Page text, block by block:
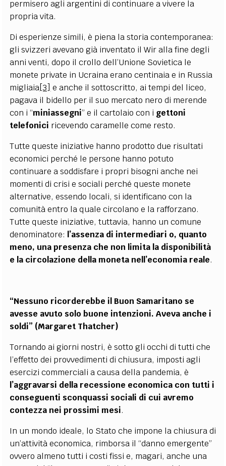
permisero agli argentini di continuare a vivere la
propria vita.
Di esperienze simili, è piena la storia contemporanea:
gli svizzeri avevano già inventato il Wir alla fine degli
anni venti, dopo il crollo dell’Unione Sovietica le
monete private in Ucraina erano centinaia e in Russia
migliaia [3] e anche il sottoscritto, ai tempi del liceo,
pagava il bidello per il suo mercato nero di merende
con i “miniassegni” e il cartolaio con i gettoni
telefonici ricevendo caramelle come resto.
Tutte queste iniziative hanno prodotto due risultati
economici perché le persone hanno potuto
continuare a soddisfare i propri bisogni anche nei
momenti di crisi e sociali perché queste monete
alternative, essendo locali, si identificano con la
comunità entro la quale circolano e la rafforzano.
Tutte queste iniziative, tuttavia, hanno un comune
denominatore: l’assenza di intermediari o, quanto
meno, una presenza che non limita la disponibilità
e la circolazione della moneta nell’economia reale.
“Nessuno ricorderebbe il Buon Samaritano se
avesse avuto solo buone intenzioni. Aveva anche i
soldi” (Margaret Thatcher)
Tornando ai giorni nostri, è sotto gli occhi di tutti che
l’effetto dei provvedimenti di chiusura, imposti agli
esercizi commerciali a causa della pandemia, è
l’aggravarsi della recessione economica con tutti i
conseguenti sconquassi sociali di cui avremo
contezza nei prossimi mesi.
In un mondo ideale, lo Stato che impone la chiusura di
un’attività economica, rimborsa il “danno emergente”
ovvero almeno tutti i costi fissi e, magari, anche una